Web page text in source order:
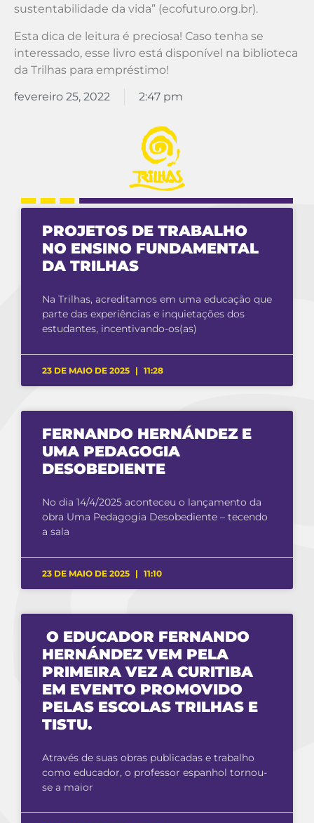
sustentabilidade da vida” (ecofuturo.org.br).
Esta dica de leitura é preciosa! Caso tenha se
interessado, esse livro está disponível na biblioteca
da Trilhas para empréstimo!
fevereiro 25, 2022 2:47 pm
PROJETOS DE TRABALHO
NO ENSINO FUNDAMENTAL
DA TRILHAS
Na Trilhas, acreditamos em uma educação que
parte das experiências e inquietações dos
estudantes, incentivando-os(as)
23 DE MAIO DE 2025 11:28
FERNANDO HERNÁNDEZ E
UMA PEDAGOGIA
DESOBEDIENTE
No dia 14/4/2025 aconteceu o lançamento da
obra Uma Pedagogia Desobediente – tecendo
a sala
23 DE MAIO DE 2025 11:10
O EDUCADOR FERNANDO
HERNÁNDEZ VEM PELA
PRIMEIRA VEZ A CURITIBA
EM EVENTO PROMOVIDO
PELAS ESCOLAS TRILHAS E
TISTU.
Através de suas obras publicadas e trabalho
como educador, o professor espanhol tornou-
se a maior